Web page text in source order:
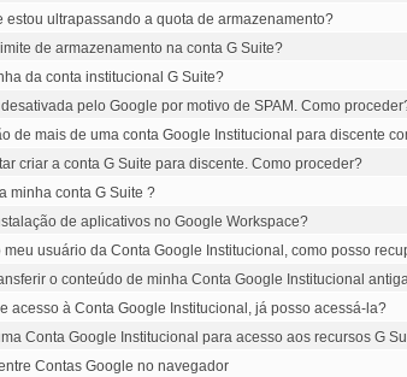
estou ultrapassando a quota de armazenamento?
de armazenamento na conta G Suite?
da conta institucional G Suite?
desativada pelo Google por motivo de SPAM. Como
de mais de uma conta Google Institucional para discente
criar a conta G Suite para discente. Como proceder?
minha conta G Suite ?
de aplicativos no Google Workspace?
meu usuário da Conta Google Institucional, como posso
o conteúdo de minha Conta Google Institucional
acesso à Conta Google Institucional, já posso acessá-la?
Conta Google Institucional para acesso aos recursos G
Contas Google no navegador